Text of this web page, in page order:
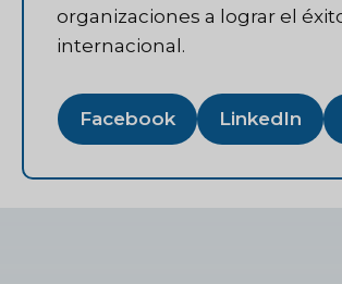
organizaciones a lograr el
internacional.
Facebook LinkedIn